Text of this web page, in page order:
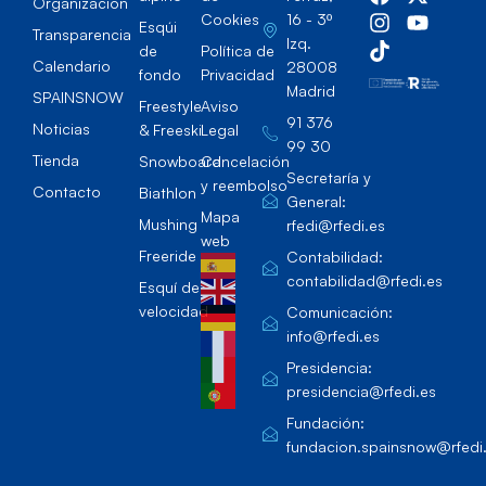
Transparencia
Calendario
SPAINSNOW
Noticias
Tienda
Contacto
Esqúi
de
fondo
Freestyle
& Freeski
Snowboard
Biathlon
Mushing
Freeride
Esquí de
velocidad
Cookies
Política de
Privacidad
Aviso
Legal
Cancelación
y reembolso
Mapa
web
16 - 3º
Izq.
28008
Madrid
91 376
99 30
Secretaría y
General:
rfedi@rfedi.es
Contabilidad:
contabilidad@rfedi.es
Comunicación:
info@rfedi.es
Presidencia:
presidencia@rfedi.es
Fundación: